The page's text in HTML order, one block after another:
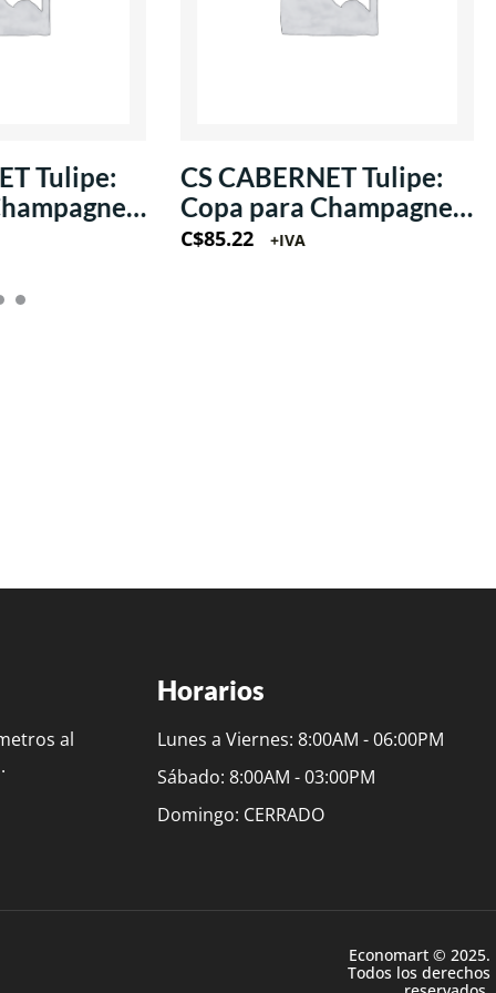
Tulipe:
CS CABERNET Tulipe:
Copa para Champagne
estilo Flauta 5oz
C$85.22 +IVA
al
Horarios
Lunes a Viernes: 8:00AM - 06:00PM
Sábado: 8:00AM - 03:00PM
Domingo: CERRADO
Economart © 2025.
Todos los derechos